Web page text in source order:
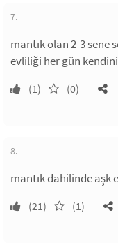
7.
mantık olan 2-3 sene
evliliği her gün
(1) (0)
8.
mantık dahilinde aşk
(21) (1)